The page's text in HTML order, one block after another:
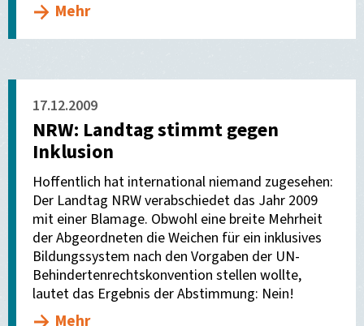
Mehr
17.12.2009
NRW: Landtag stimmt gegen
Inklusion
Hoffentlich hat international niemand zugesehen:
Der Landtag NRW verabschiedet das Jahr 2009
mit einer Blamage. Obwohl eine breite Mehrheit
der Abgeordneten die Weichen für ein inklusives
Bildungssystem nach den Vorgaben der UN-
Behindertenrechtskonvention stellen wollte,
lautet das Ergebnis der Abstimmung: Nein!
Mehr